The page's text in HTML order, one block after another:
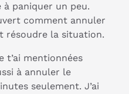
à paniquer un peu.
comment annuler
résoudre la situation.
t’ai mentionnées
à annuler le
seulement. J’ai